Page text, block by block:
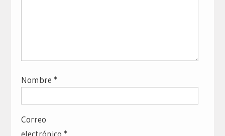
Nombre *
Correo